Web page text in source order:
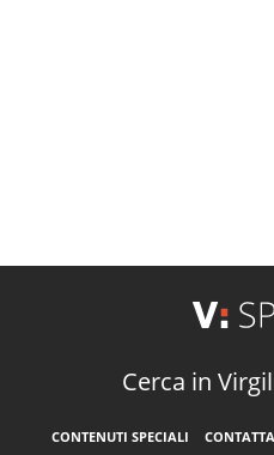
Cerca in
CONTENUTI SPECIALI